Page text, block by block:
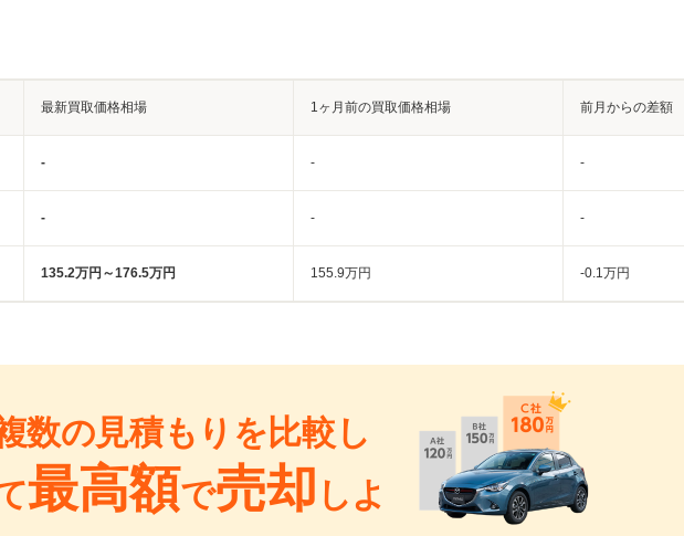
最新買取価格相場 1ヶ月前の買取価格相場 前月からの差額
- - -
- - -
135.2万円～176.5万円 155.9万円 -0.1万円
数の見積もりを比較し
最高額で売却 しよ